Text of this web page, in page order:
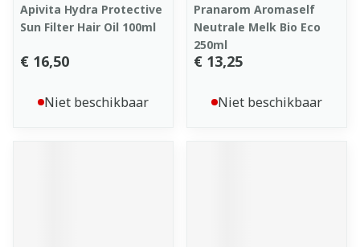
Apivita Hydra Protective
Sun Filter Hair Oil 100ml
€ 16,50
Niet beschikbaar
Pranarom Aromaself
Neutrale Melk Bio Eco
250ml
€ 13,25
Niet beschikbaar